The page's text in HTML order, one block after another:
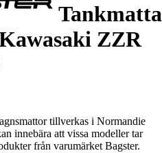
Tankmatta
ZZR
tillverkas i Normandie
innebära att vissa modeller tar
från varumärket Bagster.